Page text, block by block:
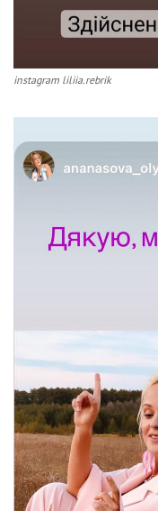
instagram liliia.rebrik